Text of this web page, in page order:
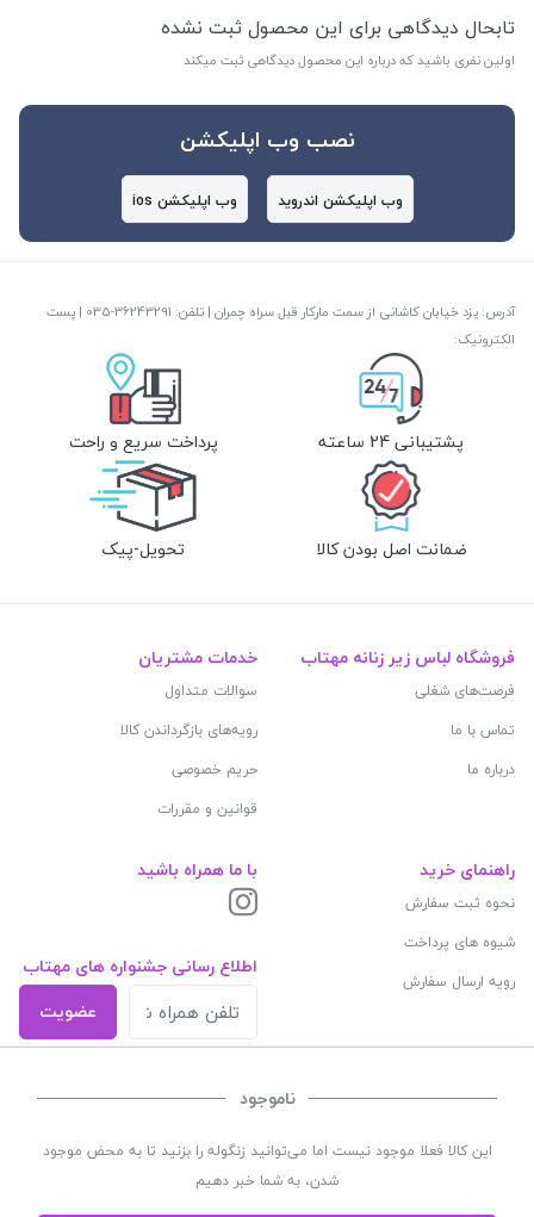
تابحال دیدگاهی برای این محصول ثبت نشده
اولین نفری باشید که درباره این محصول دیدگاهی ثبت میکند
ناموجود
این کالا فعلا موجود نیست اما می‌توانید زنگوله را بزنید تا به محض موجود
شدن، به شما خبر دهیم
نصب وب اپلیکشن
وب اپلیکشن اندروید وب اپلیکشن ios
آدرس: یزد خیابان کاشانی از سمت مارکار قبل سراه چمران | تلفن: ‎035-36243291 | پست
الکترونیک:
پشتیبانی 24 ساعته پرداخت سریع و راحت
ضمانت اصل بودن کالا تحویل-پیک
فروشگاه لباس زیر زنانه مهتاب
فرصت‌های شغلی
تماس با ما
درباره ما
خدمات مشتریان
سوالات متداول
رویه‌های بازگرداندن کالا
حریم خصوصی
قوانین و مقررات
راهنمای خرید
نحوه ثبت سفارش
شیوه های پرداخت
رویه ارسال سفارش
با ما همراه باشید
اطلاع رسانی جشنواره های مهتاب
عضویت